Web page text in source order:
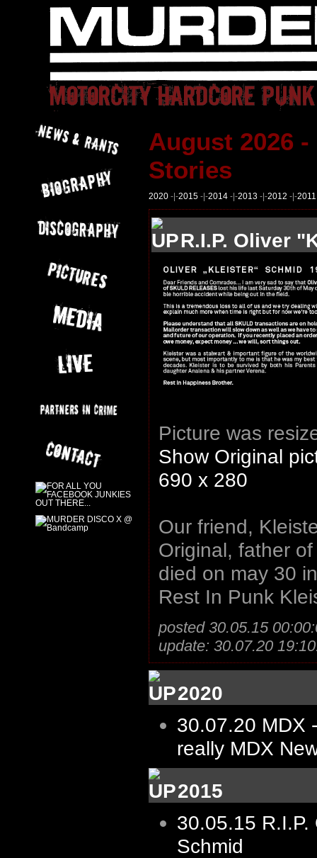
August 2026 -
Stories
2020 -|-2015 -|-2014 -|-2013 -|-2012 -|-2011
R.I.P. Oliver
Picture was
Show Original
690 x 280
Our friend,
Original, father
died on may 30
Rest In Punk
posted 30.05.15
update: 30.07.20
2020
30.07.20 MDX
really MDX
2015
30.05.15
Schmid